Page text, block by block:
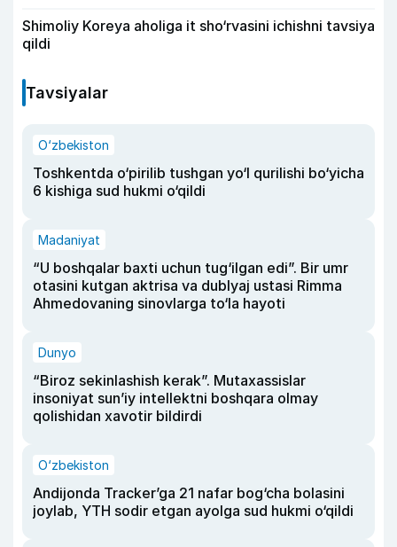
Shimoliy Koreya aholiga it sho‘rvasini ichishni tavsiya
qildi
Tavsiyalar
O‘zbekiston
Toshkentda o‘pirilib tushgan yo‘l qurilishi bo‘yicha
6 kishiga sud hukmi o‘qildi
Madaniyat
“U boshqalar baxti uchun tug‘ilgan edi”. Bir umr
otasini kutgan aktrisa va dublyaj ustasi Rimma
Ahmedovaning sinovlarga to‘la hayoti
Dunyo
“Biroz sekinlashish kerak”. Mutaxassislar
insoniyat sun’iy intellektni boshqara olmay
qolishidan xavotir bildirdi
O‘zbekiston
Andijonda Tracker’ga 21 nafar bog‘cha bolasini
joylab, YTH sodir etgan ayolga sud hukmi o‘qildi